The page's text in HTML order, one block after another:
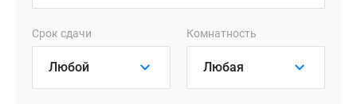
Срок сдачи Комнатность